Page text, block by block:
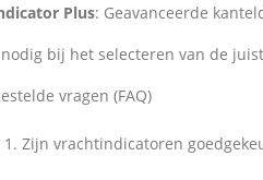
Plus: Geavanceerde
bij het selecteren van de
vragen (FAQ)
Zijn vrachtindicatoren